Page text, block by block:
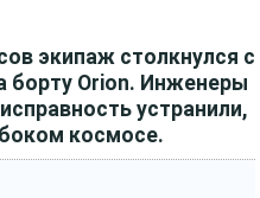
экипаж столкнулся с
борту Orion. Инженеры
устранили,
космосе.